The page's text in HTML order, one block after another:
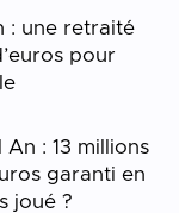
: une retraité
pour
: 13 millions
garanti en
joué ?